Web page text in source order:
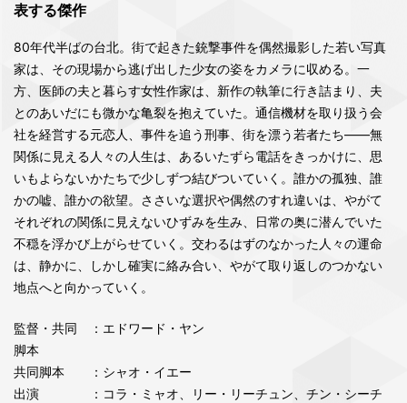
表する傑作
80年代半ばの台北。街で起きた銃撃事件を偶然撮影した若い写真
家は、その現場から逃げ出した少女の姿をカメラに収める。一
方、医師の夫と暮らす女性作家は、新作の執筆に行き詰まり、夫
とのあいだにも微かな亀裂を抱えていた。通信機材を取り扱う会
社を経営する元恋人、事件を追う刑事、街を漂う若者たち――無
関係に見える人々の人生は、あるいたずら電話をきっかけに、思
いもよらないかたちで少しずつ結びついていく。誰かの孤独、誰
かの嘘、誰かの欲望。ささいな選択や偶然のすれ違いは、やがて
それぞれの関係に見えないひずみを生み、日常の奥に潜んでいた
不穏を浮かび上がらせていく。交わるはずのなかった人々の運命
は、静かに、しかし確実に絡み合い、やがて取り返しのつかない
地点へと向かっていく。
監督・共同
脚本
：エドワード・ヤン
共同脚本
：シャオ・イエー
出演
：コラ・ミャオ、リー・リーチュン、チン・シーチ